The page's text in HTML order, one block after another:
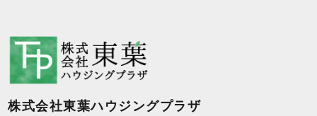
株式会社東葉ハウジングプラザ